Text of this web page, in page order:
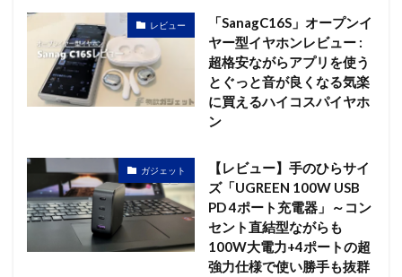
レビュー
「SanagC16S」オープンイ
ヤー型イヤホンレビュー :
超格安ながらアプリを使う
とぐっと音が良くなる気楽
に買えるハイコスパイヤホ
ン
ガジェット
【レビュー】手のひらサイ
ズ「UGREEN 100W USB
PD 4ポート充電器」～コン
セント直結型ながらも
100W大電力+4ポートの超
強力仕様で使い勝手も抜群